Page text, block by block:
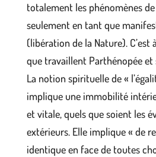
totalement les phénomènes de
seulement en tant que
(libération de la Nature).
que travaillent Parthénopée et
La notion spirituelle de «
implique une immobilité
et vitale, quels que soient les
extérieurs. Elle implique « de
identique en face de toutes